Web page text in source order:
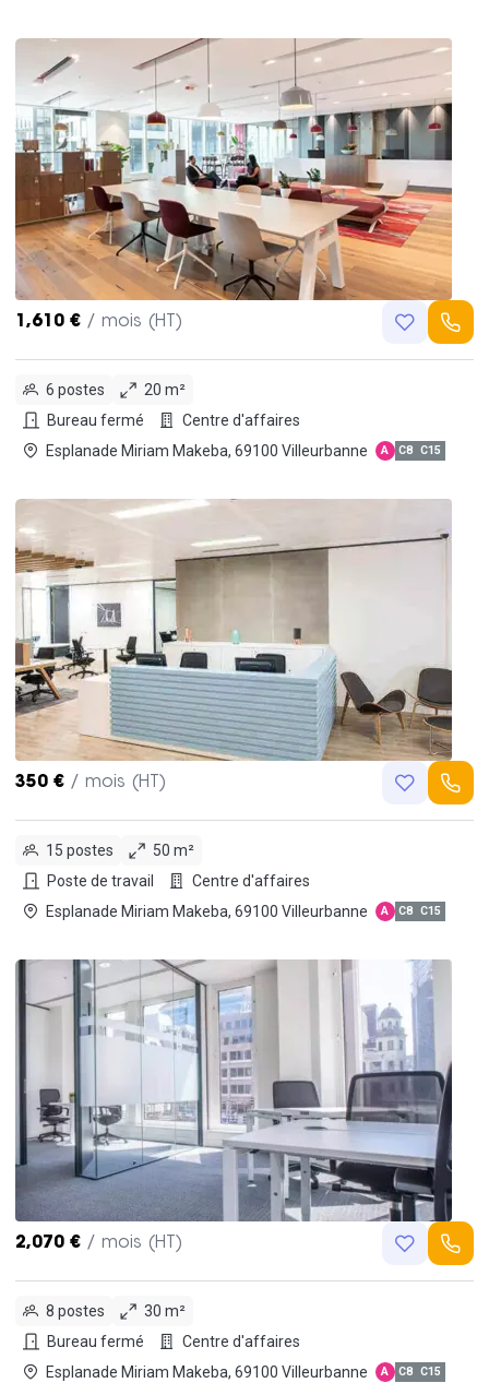
1,610 € / mois (HT)
6 postes
20 m²
Bureau fermé
Centre d'affaires
Esplanade Miriam Makeba, 69100 Villeurbanne
A C8 C15
350 € / mois (HT)
15 postes
50 m²
Poste de travail
Centre d'affaires
Esplanade Miriam Makeba, 69100 Villeurbanne
A C8 C15
2,070 € / mois (HT)
8 postes
30 m²
Bureau fermé
Centre d'affaires
Esplanade Miriam Makeba, 69100 Villeurbanne
A C8 C15